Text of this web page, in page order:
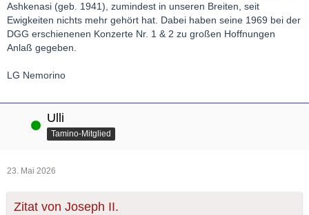
Ashkenasi (geb. 1941), zumindest in unseren Breiten, seit
Ewigkeiten nichts mehr gehört hat. Dabei haben seine 1969 bei der
DGG erschienenen Konzerte Nr. 1 & 2 zu großen Hoffnungen
Anlaß gegeben.
LG Nemorino
Online Ulli
Tamino-Mitglied
23. Mai 2026
Zitat von Joseph II.